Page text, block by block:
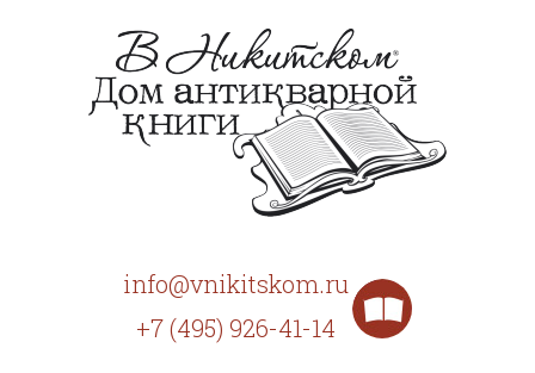
info@vnikitskom.ru
+7 (495) 926-41-14